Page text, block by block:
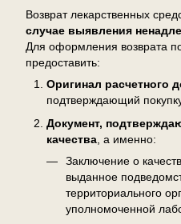
Возврат лекарственных
случае выявления
Для оформления возврата
предоставить:
Оригинал расчетного
подтверждающий
Документ,
качества , а именно:
Заключение о
выданное
территориального
уполномоченной